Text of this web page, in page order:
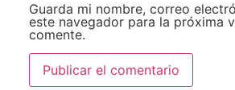
Guarda mi nombre, correo
este navegador para la próxima
comente.